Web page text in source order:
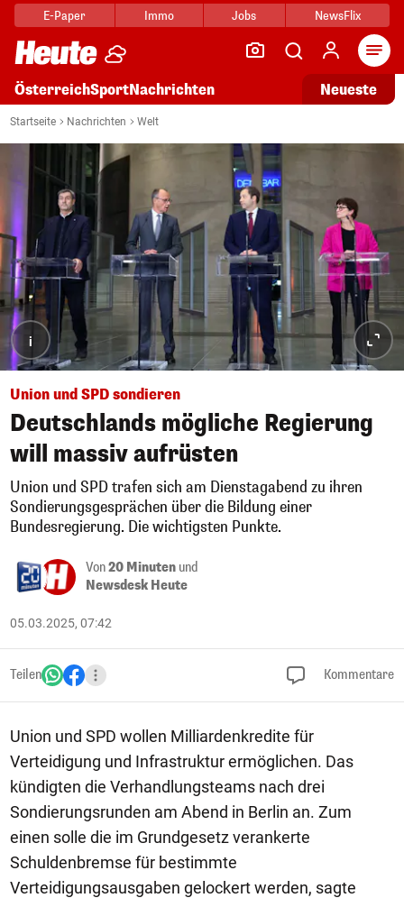
E-Paper Immo Jobs NewsFlix
ÖsterreichSportNachrichten Neueste
Startseite Nachrichten Welt
i
Union und SPD sondieren
Deutschlands mögliche Regierung
will massiv aufrüsten
Union und SPD trafen sich am Dienstagabend zu ihren
Sondierungsgesprächen über die Bildung einer
Bundesregierung. Die wichtigsten Punkte.
Von20 Minuten und
Newsdesk Heute
05.03.2025, 07:42
Teilen Kommentare
Union und SPD wollen Milliardenkredite für
Verteidigung und Infrastruktur ermöglichen. Das
kündigten die Verhandlungsteams nach drei
Sondierungsrunden am Abend in Berlin an. Zum
einen solle die im Grundgesetz verankerte
Schuldenbremse für bestimmte
Verteidigungsausgaben gelockert werden, sagte